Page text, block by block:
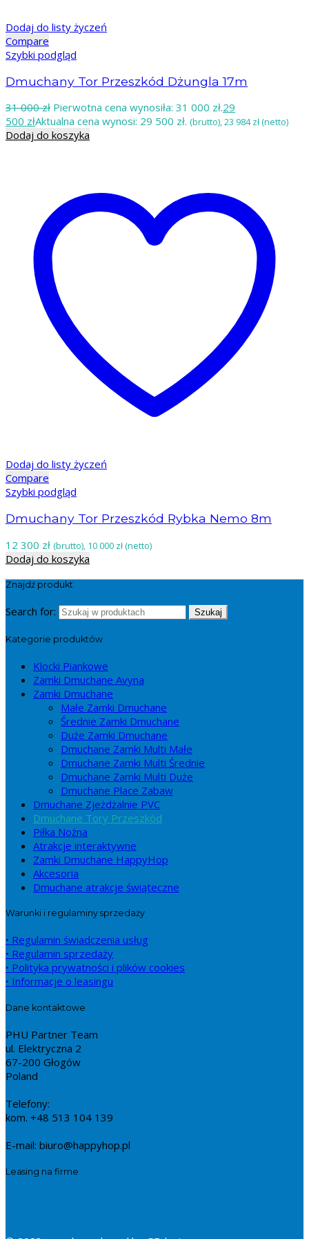
Dodaj do listy życzeń
Compare
Szybki podgląd
Dmuchany Tor Przeszkód Dżungla 17m
31 000zł Pierwotna cena wynosiła: 31 000 zł.29
500 złAktualna cena wynosi: 29 500 zł. (brutto),23 984zł (netto)
Dodaj do koszyka
Dodaj do listy życzeń
Compare
Szybki podgląd
Dmuchany Tor Przeszkód Rybka Nemo 8m
12 300 zł (brutto), 10 000 zł (netto)
Dodaj do koszyka
Znajdź produkt
Search for: Szukaj
Kategorie produktów
Klocki Piankowe
Zamki Dmuchane Avyna
Zamki Dmuchane
Małe Zamki Dmuchane
Średnie Zamki Dmuchane
Duże Zamki Dmuchane
Dmuchane Zamki Multi Małe
Dmuchane Zamki Multi Średnie
Dmuchane Zamki Multi Duże
Dmuchane Place Zabaw
Dmuchane Zjeżdżalnie PVC
Dmuchane Tory Przeszkód
Piłka Nożna
Atrakcje interaktywne
Zamki Dmuchane HappyHop
Akcesoria
Dmuchane atrakcje świąteczne
Warunki i regulaminy sprzedaży
• Regulamin świadczenia usług
• Regulamin sprzedaży
• Polityka prywatności i plików cookies
• Informacje o leasingu
Dane kontaktowe
PHU Partner Team
ul. Elektryczna 2
67-200 Głogów
Poland
Telefony:
kom. +48 513 104 139
E-mail: biuro@happyhop.pl
Leasing na firme